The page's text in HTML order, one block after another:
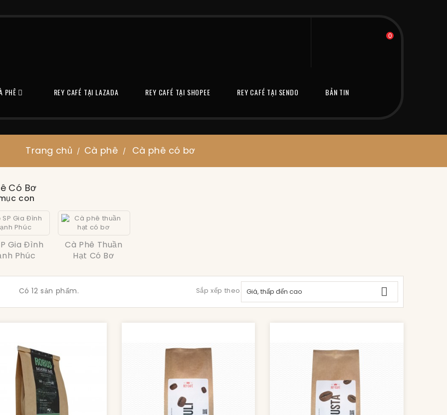
0

PHÊ REY CAFÉ TẠI LAZADA REY CAFÉ TẠI SHOPEE REY CAFÉ TẠI SENDO BẢN TIN
Trang chủ Cà phê Cà phê có bơ
Có Bơ
con
Gia Đình
Phúc
Cà Phê Thuần
Hạt Có Bơ
Có 12 sản phẩm. Sắp xếp theo: Giá, thấp đến cao 